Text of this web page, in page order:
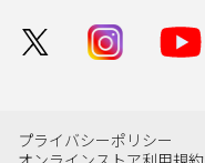
プライバシーポリシー